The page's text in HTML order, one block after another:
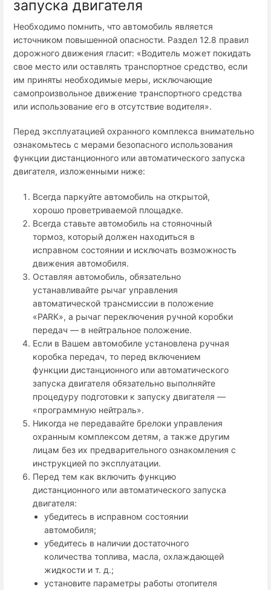
запуска двигателя
Необходимо помнить, что автомобиль является
источником повышенной опасности. Раздел 12.8 правил
дорожного движения гласит: «Водитель может покидать
свое место или оставлять транспортное средство, если
им приняты необходимые меры, исключающие
самопроизвольное движение транспортного средства
или использование его в отсутствие водителя».
Перед эксплуатацией охранного комплекса внимательно
ознакомьтесь с мерами безопасного использования
функции дистанционного или автоматического запуска
двигателя, изложенными ниже:
Всегда паркуйте автомобиль на открытой,
хорошо проветриваемой площадке.
Всегда ставьте автомобиль на стояночный
тормоз, который должен находиться в
исправном состоянии и исключать возможность
движения автомобиля.
Оставляя автомобиль, обязательно
устанавливайте рычаг управления
автоматической трансмиссии в положение
«PARK», а рычаг переключения ручной коробки
передач — в нейтральное положение.
Если в Вашем автомобиле установлена ручная
коробка передач, то перед включением
функции дистанционного или автоматического
запуска двигателя обязательно выполняйте
процедуру подготовки к запуску двигателя —
«программную нейтраль».
Никогда не передавайте брелоки управления
охранным комплексом детям, а также другим
лицам без их предварительного ознакомления с
инструкцией по эксплуатации.
Перед тем как включить функцию
дистанционного или автоматического запуска
двигателя:
убедитесь в исправном состоянии
автомобиля;
убедитесь в наличии достаточного
количества топлива, масла, охлаждающей
жидкости и т. д.;
установите параметры работы отопителя